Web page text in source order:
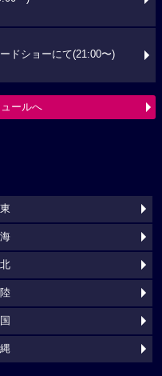
ドショーにて(21:00〜)
ールへ